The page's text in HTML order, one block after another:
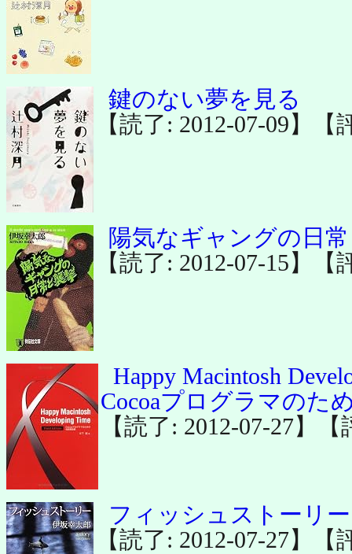
鍵のない夢を見る
【読了: 2012-07-09】【
陽気なギャングの日
【読了: 2012-07-15】【
Happy Macintosh
Cocoaプログラマのた
【読了: 2012-07-27】
フィッシュストーリ
【読了: 2012-07-27】【